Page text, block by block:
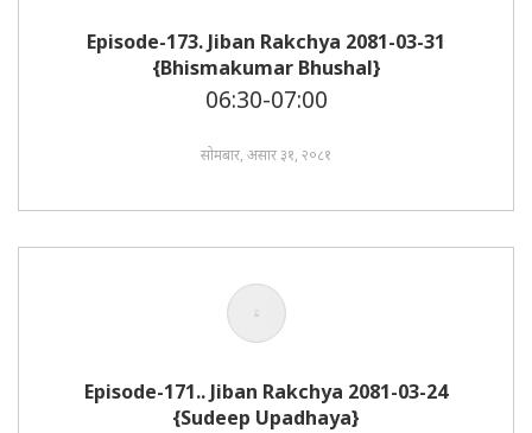
Episode-173. Jiban Rakchya 2081-03-31
{Bhismakumar Bhushal}
06:30-07:00
सोमबार, असार ३१, २०८१
Episode-171.. Jiban Rakchya 2081-03-24
{Sudeep Upadhaya}